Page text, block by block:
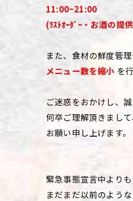
11:00~21:00
(ﾗｽﾄｵｰﾀﾞｰ・お酒の
また、食材の鮮度管
メニュー数を縮小 を
ご迷惑をおかけし、
何卒ご理解頂きまし
お願い申し上げます。
緊急事態宣言中より
まだまだ以前のよう